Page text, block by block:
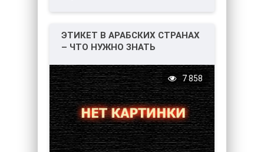
ЭТИКЕТ В АРАБСКИХ СТРАНАХ
– ЧТО НУЖНО ЗНАТЬ
7 858